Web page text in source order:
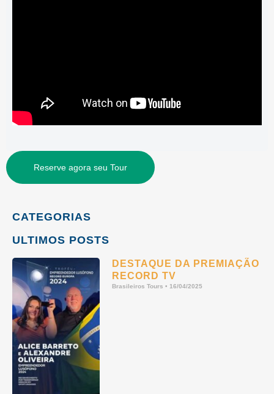
CATEGORIAS
ULTIMOS POSTS
DESTAQUE DA PREMIAÇÃO
RECORD TV
Brasileiros Tours 16/04/2025
Reserve agora seu Tour